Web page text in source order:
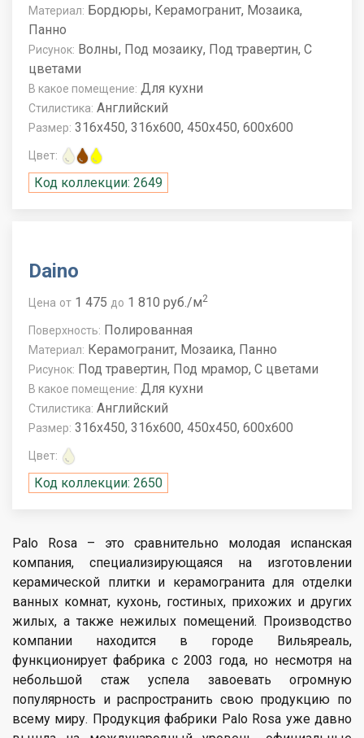
Материал: Бордюры, Керамогранит, Мозаика,
Панно
Рисунок: Волны, Под мозаику, Под травертин, С
цветами
В какое помещение: Для кухни
Стилистика: Английский
Размер: 316x450, 316x600, 450x450, 600x600
Цвет:
Код коллекции: 2649
Daino
Цена от 1 475 до 1 810 руб./м2
Поверхность: Полированная
Материал: Керамогранит, Мозаика, Панно
Рисунок: Под травертин, Под мрамор, С цветами
В какое помещение: Для кухни
Стилистика: Английский
Размер: 316x450, 316x600, 450x450, 600x600
Цвет:
Код коллекции: 2650
Palo Rosa – это сравнительно молодая испанская
компания, специализирующаяся на изготовлении
керамической плитки и керамогранита для отделки
ванных комнат, кухонь, гостиных, прихожих и других
жилых, а также нежилых помещений. Производство
компании находится в городе Вильяреаль,
функционирует фабрика с 2003 года, но несмотря на
небольшой стаж успела завоевать огромную
популярность и распространить свою продукцию по
всему миру. Продукция фабрики Palo Rosa уже давно